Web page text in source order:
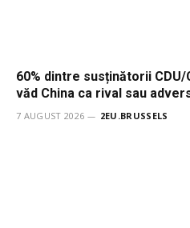
60% dintre susținătorii CDU/
văd China ca rival sau
7 AUGUST 2026 2EU.BRUSSELS